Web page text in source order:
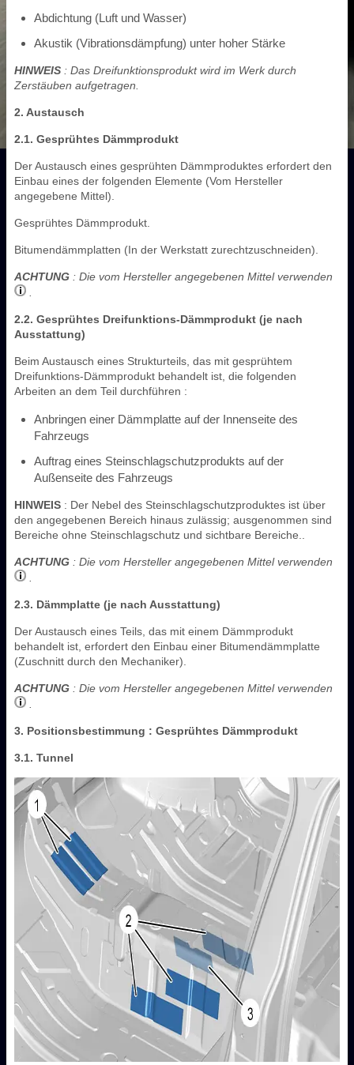
Abdichtung (Luft und Wasser)
Akustik (Vibrationsdämpfung) unter hoher Stärke
HINWEIS : Das Dreifunktionsprodukt wird im Werk durch
Zerstäuben aufgetragen.
2. Austausch
2.1. Gesprühtes Dämmprodukt
Der Austausch eines gesprühten Dämmproduktes erfordert den
Einbau eines der folgenden Elemente (Vom Hersteller
angegebene Mittel).
Gesprühtes Dämmprodukt.
Bitumendämmplatten (In der Werkstatt zurechtzuschneiden).
ACHTUNG : Die vom Hersteller angegebenen Mittel verwenden
2.2. Gesprühtes Dreifunktions-Dämmprodukt (je nach
Ausstattung)
Beim Austausch eines Strukturteils, das mit gesprühtem
Dreifunktions-Dämmprodukt behandelt ist, die folgenden
Arbeiten an dem Teil durchführen :
Anbringen einer Dämmplatte auf der Innenseite des
Fahrzeugs
Auftrag eines Steinschlagschutzprodukts auf der
Außenseite des Fahrzeugs
HINWEIS : Der Nebel des Steinschlagschutzproduktes ist über
den angegebenen Bereich hinaus zulässig; ausgenommen sind
Bereiche ohne Steinschlagschutz und sichtbare Bereiche..
ACHTUNG : Die vom Hersteller angegebenen Mittel verwenden
2.3. Dämmplatte (je nach Ausstattung)
Der Austausch eines Teils, das mit einem Dämmprodukt
behandelt ist, erfordert den Einbau einer Bitumendämmplatte
(Zuschnitt durch den Mechaniker).
ACHTUNG : Die vom Hersteller angegebenen Mittel verwenden
3. Positionsbestimmung : Gesprühtes Dämmprodukt
3.1. Tunnel